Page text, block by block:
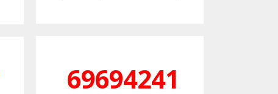
69694241